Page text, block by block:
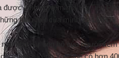
được kinh nghiệm mà Hà Tiều
hiểu biết của mình về LMHT.
nay nhờ sự ủng hộ của người